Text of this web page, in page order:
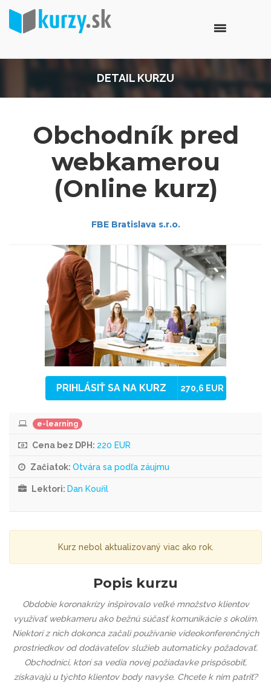
DETAIL KURZU
Obchodník pred
webkamerou
(Online kurz)
FBE Bratislava s.r.o.
PRIHLÁSIŤ SA NA KURZ 270,6 EUR
e-learning
Cena bez DPH: 220 EUR
Začiatok: Otvára sa podľa záujmu
Lektori: Dan Kouřil
Kurz nebol aktualizovaný viac ako rok.
Popis kurzu
Obdobie koronakrízy inšpirovalo veľké množstvo klientov
využívať webkameru ako bežnú súčasť komunikácie s okolím.
Niektorí z nich dokonca začali používanie videokonferenčných
prostriedkov od dodávateľov služieb automaticky požadovať.
Obchodníci, ktorí sa vedia novej požiadavke prispôsobiť,
získavajú u týchto klientov body navyše. Chcete k nim patriť?